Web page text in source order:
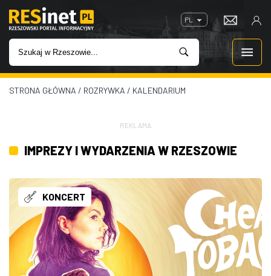
PL
WIADOMOŚCI
IMPREZY
ROZRYWKA
W KINACH
GASTRONOMIA
STRONA GŁÓWNA / ROZRYWKA / KALENDARIUM
REKLAMA
IMPREZY I WYDARZENIA W RZESZOWIE
KONCERT